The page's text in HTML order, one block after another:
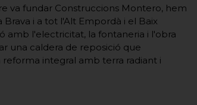
va fundar Construccions Montero, hem
i a tot l'Alt Empordà i el Baix
amb l'electricitat, la fontaneria i l'obra
una caldera de reposició que
integral amb terra radiant i